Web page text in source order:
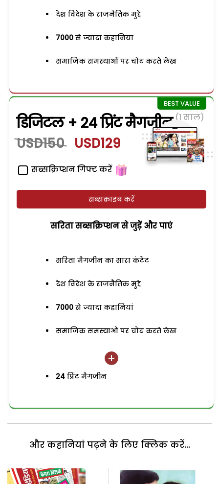
देश विदेश के राजनैतिक मुद्दे
7000 से ज्यादा कहानियां
समाजिक समस्याओं पर चोट करते लेख
डिजिटल + 24 प्रिंट मैगजीन (1 साल)
USD150 USD129
सब्सक्रिप्शन गिफ्ट करें
सब्सक्राइब करें
सरिता सब्सक्रिप्शन से जुड़ेें और पाएं
सरिता मैगजीन का सारा कंटेंट
देश विदेश के राजनैतिक मुद्दे
7000 से ज्यादा कहानियां
समाजिक समस्याओं पर चोट करते लेख
24 प्रिंट मैगजीन
और कहानियां पढ़ने के लिए क्लिक करें...